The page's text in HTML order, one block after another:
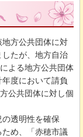
方公共団体に対
たが、地方自治
よる地方公共団体
度において請負
公共団体に対し個
透明性を確保
め、「赤穂市議